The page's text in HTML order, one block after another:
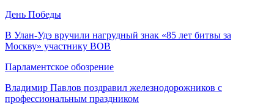
День Победы
В Улан-Удэ вручили нагрудный знак «85 лет битвы за
Москву» участнику ВОВ
Парламентское обозрение
Владимир Павлов поздравил железнодорожников с
профессиональным праздником